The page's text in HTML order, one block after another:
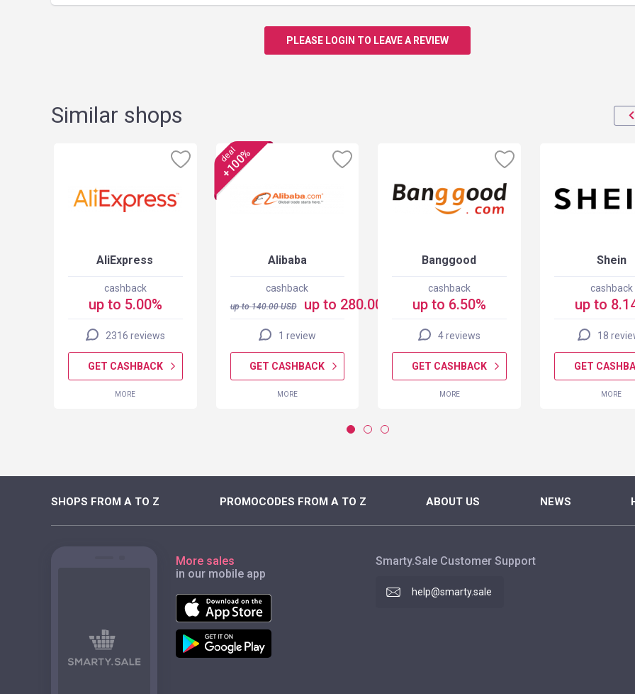
PLEASE LOGIN TO LEAVE A REVIEW
Similar shops
AliExpress
cashback
up to 5.00%
2316 reviews
GET CASHBACK
MORE
deal
+100%
Alibaba
cashback
up to140.00USD up to 280.00 USD
1 review
GET CASHBACK
MORE
Banggood
cashback
up to 6.50%
4 reviews
GET CASHBACK
MORE
Shein
cashback
up to
18
GET
MORE
SHOPS FROM A TO Z PROMOCODES FROM A TO Z ABOUT US NEWS
More sales
in our mobile app
Smarty.Sale Customer Support
help@smarty.sale